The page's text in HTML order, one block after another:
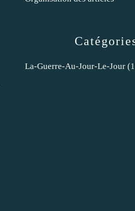
La-Guerre-Au-Jour-Le-Jour